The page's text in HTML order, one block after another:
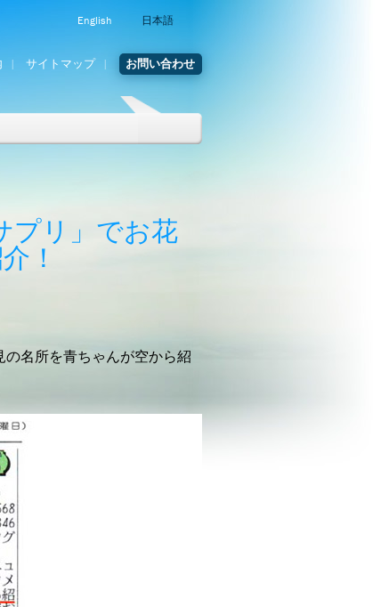
English 日本語
サイトマップ お問い合わせ
プリ」でお花
！
名所を青ちゃんが空から紹